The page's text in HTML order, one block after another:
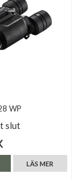
WP
slut
LÄS MER